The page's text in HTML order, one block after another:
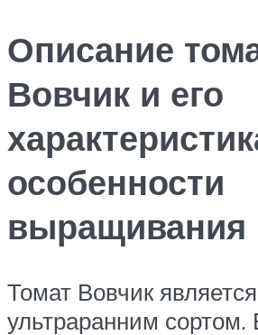
Описание
Вовчик и его
особенности
выращивания
Томат Вовчик является
ультраранним сортом.